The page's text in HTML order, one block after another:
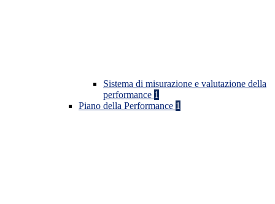
Sistema di misurazione e valutazione della
performance 1
Piano della Performance 1